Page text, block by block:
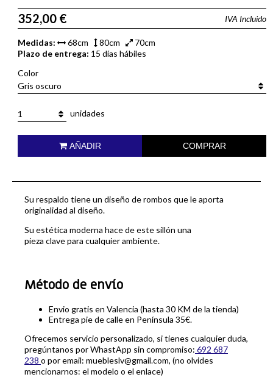
352,00 € IVA Incluido
Medidas: 68cm 80cm
70cm
Plazo de entrega: 15 días hábiles
Color
Gris oscuro
1 unidades
AÑADIR COMPRAR
Su respaldo tiene un diseño de rombos que le aporta
originalidad al diseño.
Su estética moderna hace de este sillón una
pieza clave para cualquier ambiente.
Método de envío
Envio gratis en Valencia (hasta 30 KM de la tienda)
Entrega pie de calle en Península 35€.
Ofrecemos servicio personalizado, si tienes cualquier duda,
pregúntanos por WhastApp sin compromiso: 692 687
238 o por email: muebleslv@gmail.com, (no olvides
mencionarnos: el modelo o el enlace)